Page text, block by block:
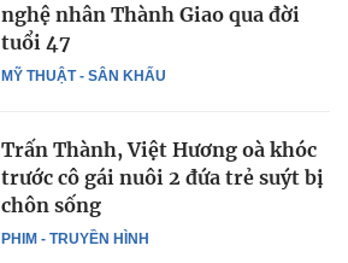
MỸ THUẬT - SÂN KHẤU
nghệ nhân Thành Giao qua đời
tuổi 47
PHIM - TRUYỀN HÌNH
Trấn Thành, Việt Hương oà khóc
trước cô gái nuôi 2 đứa trẻ suýt bị
chôn sống